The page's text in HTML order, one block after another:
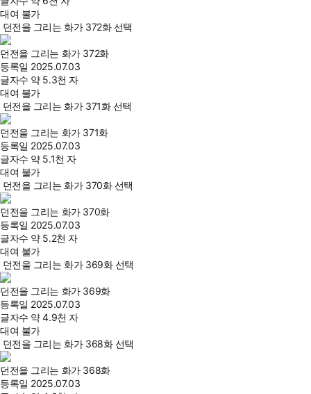
대여 불가
던전을 그리는 화가 372화 선택
던전을 그리는 화가 372화
등록일 2025.07.03
글자수 약 5.3천 자
대여 불가
던전을 그리는 화가 371화 선택
던전을 그리는 화가 371화
등록일 2025.07.03
글자수 약 5.1천 자
대여 불가
던전을 그리는 화가 370화 선택
던전을 그리는 화가 370화
등록일 2025.07.03
글자수 약 5.2천 자
대여 불가
던전을 그리는 화가 369화 선택
던전을 그리는 화가 369화
등록일 2025.07.03
글자수 약 4.9천 자
대여 불가
던전을 그리는 화가 368화 선택
던전을 그리는 화가 368화
등록일 2025.07.03